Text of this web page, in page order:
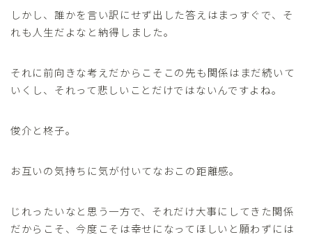
しかし、誰かを言い訳にせず出した答えはまっすぐで、そ
れも人生だよなと納得しました。
それに前向きな考えだからこそこの先も関係はまだ続いて
いくし、それって悲しいことだけではないんですよね。
俊介と柊子。
お互いの気持ちに気が付いてなおこの距離感。
じれったいなと思う一方で、それだけ大事にしてきた関係
だからこそ、今度こそは幸せになってほしいと願わずには